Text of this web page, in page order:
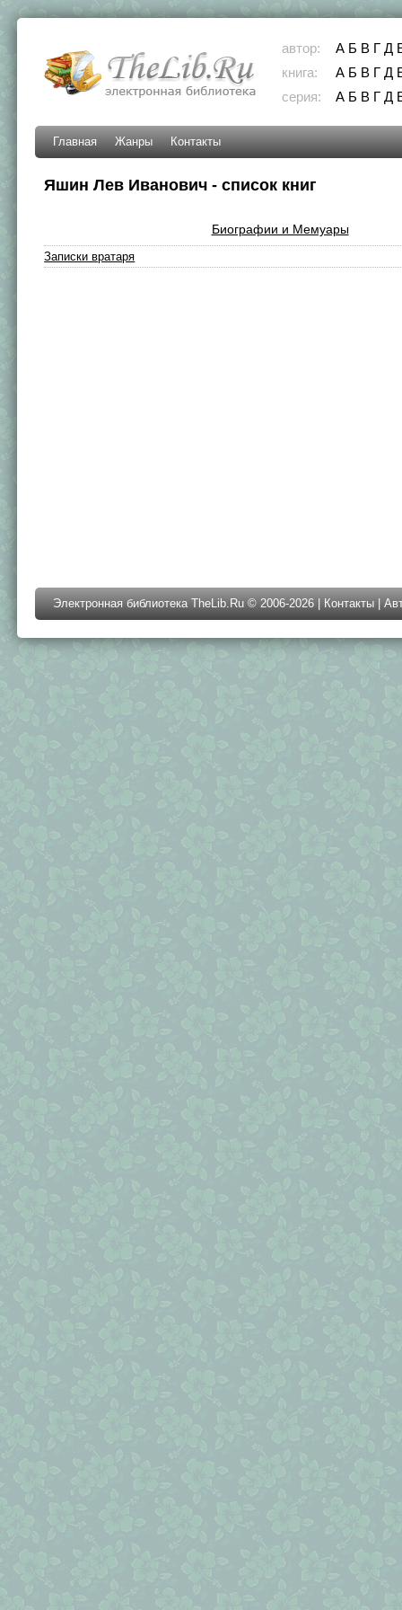
автор: А Б В Г Д
книга:
А Б В Г Д
серия:
А Б В Г Д
Главная Жанры Контакты
Яшин Лев Иванович - список книг
Биографии и Мемуары
Записки вратаря
Электронная библиотека TheLib.Ru © 2006-2026 | Контакты |